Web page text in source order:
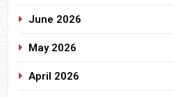
June 2026
May 2026
April 2026